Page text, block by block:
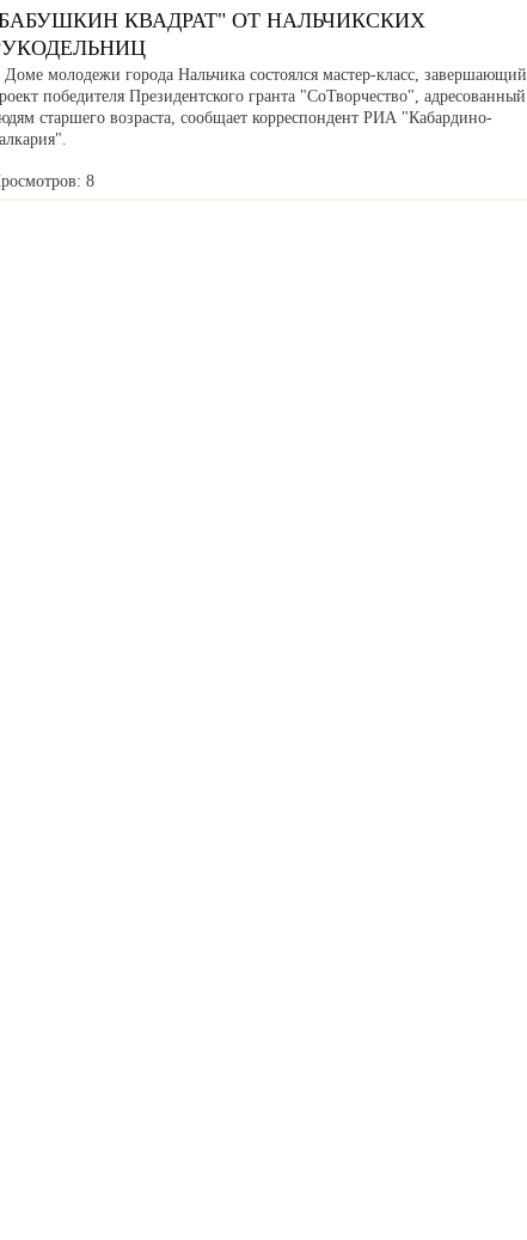
КВАДРАТ" ОТ НАЛЬЧИКСКИХ
молодежи города Нальчика состоялся мастер-класс, завершающий
победителя Президентского гранта "СоТворчество", адресованный
старшего возраста, сообщает корреспондент РИА "Кабардино-
8